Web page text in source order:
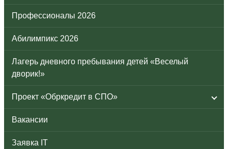
Профессионалы 2026
Абилимпикс 2026
Лагерь дневного пребывания детей «Веселый
дворик!»
Проект «Обркредит в СПО»
Вакансии
Заявка IT